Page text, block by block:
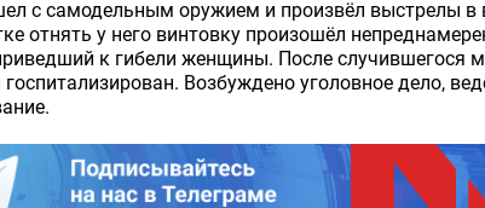
с самодельным оружием и произвёл выстрелы в
отнять у него винтовку произошёл
к гибели женщины. После случившегося
госпитализирован. Возбуждено уголовное дело,